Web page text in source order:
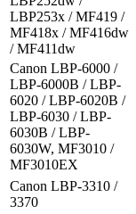
LBP253x / MF419 /
MF418x / MF416dw
/ MF411dw
Canon LBP-6000 /
LBP-6000B / LBP-
6020 / LBP-6020B /
LBP-6030 / LBP-
6030B / LBP-
6030W, MF3010 /
MF3010EX
Canon LBP-3310 /
3370